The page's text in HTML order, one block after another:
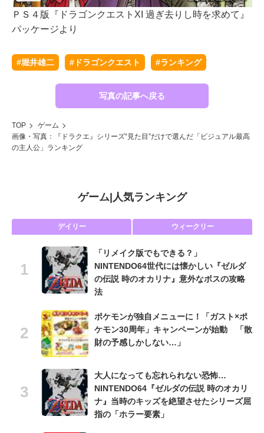
ＰＳ４版『ドラゴンクエストXI 過ぎ去りし時を求めて』
パッケージより
#堀井雄二 #ドラゴンクエスト #ランキング
写真の記事へ戻る
TOP
ゲーム
画像・写真：『ドラクエ』シリーズ“見た目”だけで選んだ「ビジュアル最高
の主人公」ランキング
ゲーム| 人気ランキング
デイリー ウィークリー
「リメイク版でもできる？」
NINTENDO64世代には懐かしい『ゼルダ
の伝説 時のオカリナ』意外なボスの攻略
法
ポケモンが独自メニューに！「ガスト×ポ
ケモン30周年」キャンペーンが始動 「散
財の予感しかしない…」
大人になっても忘れられない恐怖…
NINTENDO64『ゼルダの伝説 時のオカリ
ナ』当時のキッズを絶望させたシリーズ屈
指の「ホラー要素」